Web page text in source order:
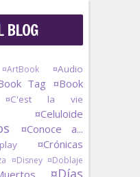
BLOG
¤ArtBook ¤Audio
Tag
¤Book
¤C'est la vie
¤Celuloide
¤Conoce a...
¤Crónicas
¤Disney ¤Doblaje
¤Días